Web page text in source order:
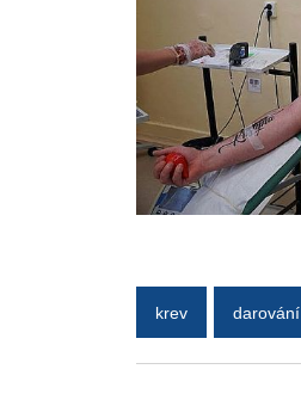
krev darování